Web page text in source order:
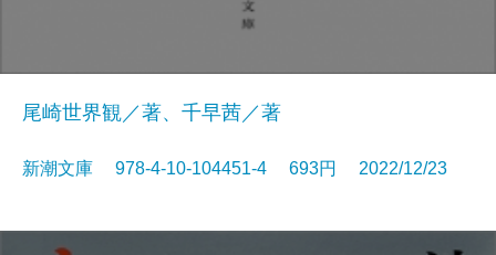
尾崎世界観／著、千早茜／著
新潮文庫 978-4-10-104451-4 693円 2022/12/23